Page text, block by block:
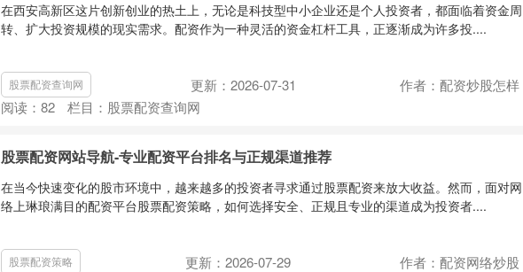
在西安高新区这片创新创业的热土上，无论是科技型中小企业还是个人投资者，都面临着资金周
转、扩大投资规模的现实需求。配资作为一种灵活的资金杠杆工具，正逐渐成为许多投....
股票配资查询网 更新：2026-07-31
作者：配资炒股怎样
阅读： 82 栏目： 股票配资查询网
股票配资网站导航-专业配资平台排名与正规渠道推荐
在当今快速变化的股市环境中，越来越多的投资者寻求通过股票配资来放大收益。然而，面对网
络上琳琅满目的配资平台股票配资策略，如何选择安全、正规且专业的渠道成为投资者....
股票配资策略 更新：2026-07-29
作者：配资网络炒股